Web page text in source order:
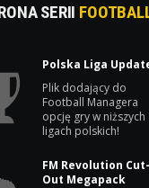
SERII
Polska Liga
Plik dodający do
Football Managera
opcję gry w niższych
ligach polskich!
FM Revolution
Out Megapack